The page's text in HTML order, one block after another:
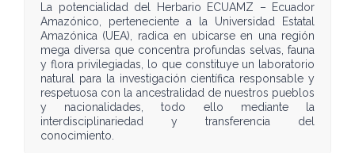
La potencialidad del Herbario ECUAMZ – Ecuador
Amazónico, perteneciente a la Universidad Estatal
Amazónica (UEA), radica en ubicarse en una región
mega diversa que concentra profundas selvas, fauna
y flora privilegiadas, lo que constituye un laboratorio
natural para la investigación científica responsable y
respetuosa con la ancestralidad de nuestros pueblos
y nacionalidades, todo ello mediante la
interdisciplinariedad y transferencia del
conocimiento.